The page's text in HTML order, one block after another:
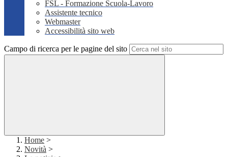
FSL - Formazione Scuola-Lavoro
Assistente tecnico
Webmaster
Accessibilità sito web
Campo di ricerca per le pagine del sito
Home >
Novità >